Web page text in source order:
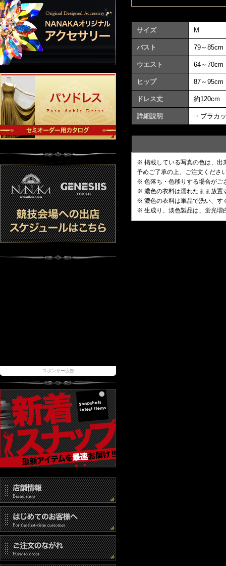
スポンサー広告
サイズ M
バスト 79～85cm
ウエスト 64～70cm
ヒップ 87～95cm
ドレス丈 約120cm
詳細説明 ・ブラカ
※ 掲載している写真の色は、出
予めご了承の上、ご注文くださ
※ 色落ち・色移りする場合がご
※ 濃色の衣料は濡れたまま放置
※ 濃色の衣料は単品で洗い、す
※ 生成り、淡色製品は、蛍光増